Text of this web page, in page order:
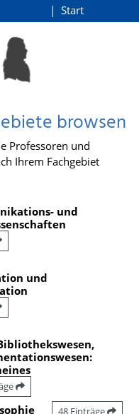
Start
browsen
Professoren und
Ihrem Fachgebiet
und
und
48 Einträge